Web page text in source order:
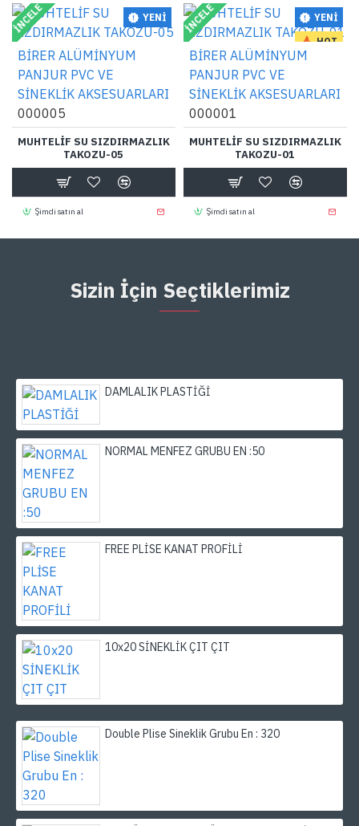
YENI
İNCELE
BİRER ALÜMİNYUM
PANJUR PVC VE
SİNEKLİK AKSESUARLARI
000005
MUHTELİF SU SIZDIRMAZLIK
TAKOZU-05
Şimdi satın al
YENI
HOT
İNCELE
BİRER ALÜMİNYUM
PANJUR PVC VE
SİNEKLİK AKSESUARLARI
000001
MUHTELİF SU SIZDIRMAZLIK
TAKOZU-01
Şimdi satın al
Sizin İçin Seçtiklerimiz
DAMLALIK PLASTİĞİ
NORMAL MENFEZ GRUBU EN :50
FREE PLİSE KANAT PROFİLİ
10x20 SİNEKLİK ÇIT ÇIT
Double Plise Sineklik Grubu En : 320